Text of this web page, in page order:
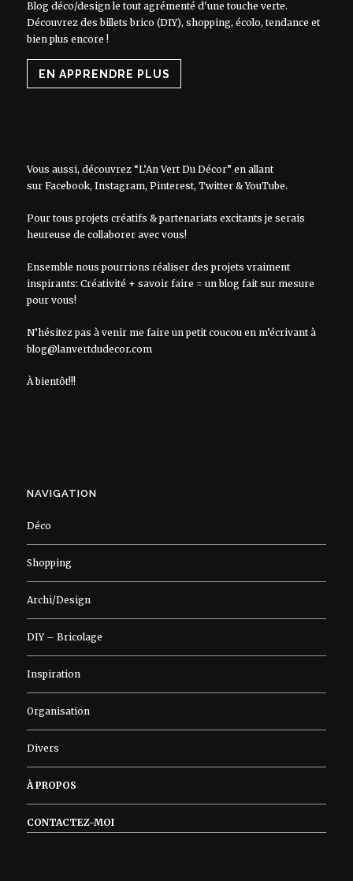
Blog déco/design le tout agrémenté d'une touche verte.
Découvrez des billets brico (DIY), shopping, écolo, tendance et
bien plus encore !
EN APPRENDRE PLUS
Vous aussi, découvrez “L’An Vert Du Décor” en allant
sur Facebook, Instagram, Pinterest, Twitter&YouTube.
Pour tous projets créatifs & partenariats excitants je serais
heureuse de collaborer avec vous!
Ensemble nous pourrions réaliser des projets vraiment
inspirants: Créativité + savoir faire = un blog fait sur mesure
pour vous!
N’hésitez pas à venir me faire un petit coucou en m’écrivant à
blog@lanvertdudecor.com
À bientôt!!!
NAVIGATION
Déco
Shopping
Archi/Design
DIY – Bricolage
Inspiration
Organisation
Divers
À PROPOS
CONTACTEZ-MOI